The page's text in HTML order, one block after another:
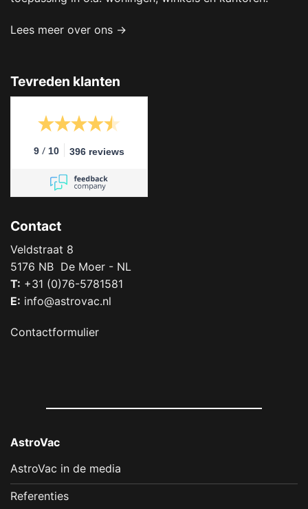
Lees meer over ons →
Tevreden klanten
9 / 10 396 reviews
Contact
Veldstraat 8
5176 NB De Moer - NL
T: +31 (0)76-5781581
E: info@astrovac.nl
Contactformulier
AstroVac
AstroVac in de media
Referenties